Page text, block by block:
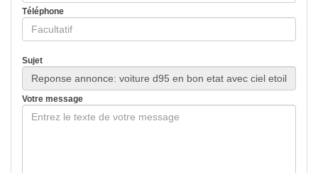
Téléphone
Sujet
Votre message